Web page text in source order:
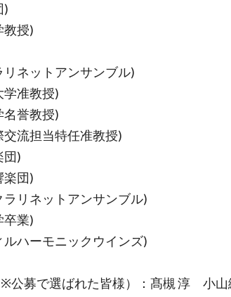
)
教授)
ネットアンサンブル)
学准教授)
名誉教授)
流担当特任准教授)
団)
団)
リネットアンサンブル)
卒業)
ハーモニックウインズ)
※公募で選ばれた皆様）：髙槻 淳 小